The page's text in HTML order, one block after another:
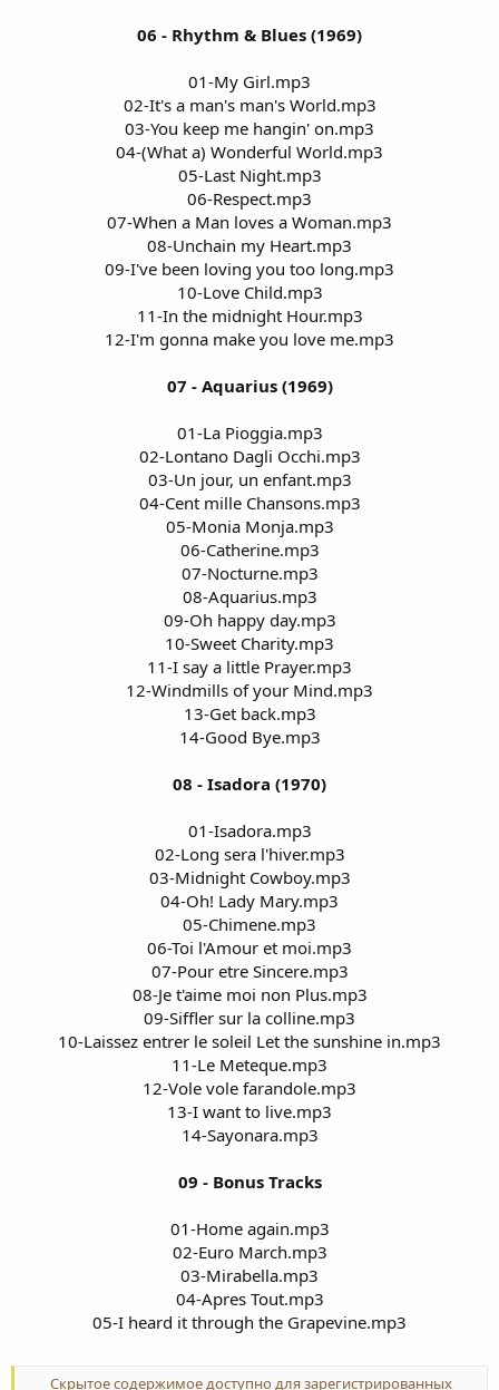
06 - Rhythm & Blues (1969)
01-My Girl.mp3
02-It's a man's man's World.mp3
03-You keep me hangin' on.mp3
04-(What a) Wonderful World.mp3
05-Last Night.mp3
06-Respect.mp3
07-When a Man loves a Woman.mp3
08-Unchain my Heart.mp3
09-I've been loving you too long.mp3
10-Love Child.mp3
11-In the midnight Hour.mp3
12-I'm gonna make you love me.mp3
07 - Aquarius (1969)
01-La Pioggia.mp3
02-Lontano Dagli Occhi.mp3
03-Un jour, un enfant.mp3
04-Cent mille Chansons.mp3
05-Monia Monja.mp3
06-Catherine.mp3
07-Nocturne.mp3
08-Aquarius.mp3
09-Oh happy day.mp3
10-Sweet Charity.mp3
11-I say a little Prayer.mp3
12-Windmills of your Mind.mp3
13-Get back.mp3
14-Good Bye.mp3
08 - Isadora (1970)
01-Isadora.mp3
02-Long sera l'hiver.mp3
03-Midnight Cowboy.mp3
04-Oh! Lady Mary.mp3
05-Chimene.mp3
06-Toi l'Amour et moi.mp3
07-Pour etre Sincere.mp3
08-Je t'aime moi non Plus.mp3
09-Siffler sur la colline.mp3
10-Laissez entrer le soleil Let the sunshine in.mp3
11-Le Meteque.mp3
12-Vole vole farandole.mp3
13-I want to live.mp3
14-Sayonara.mp3
09 - Bonus Tracks
01-Home again.mp3
02-Euro March.mp3
03-Mirabella.mp3
04-Apres Tout.mp3
05-I heard it through the Grapevine.mp3
Скрытое содержимое доступно для зарегистрированных